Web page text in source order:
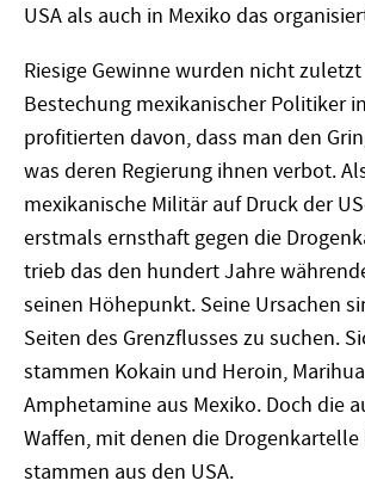
USA als auch in Mexiko das
Riesige Gewinne wurden nicht
Bestechung mexikanischer Politiker
profitierten davon, dass man den
was deren Regierung ihnen verbot.
mexikanische Militär auf Druck der
erstmals ernsthaft gegen die
trieb das den hundert Jahre
seinen Höhepunkt. Seine Ursachen
Seiten des Grenzflusses zu suchen.
stammen Kokain und Heroin,
Amphetamine aus Mexiko. Doch die
Waffen, mit denen die
stammen aus den USA.